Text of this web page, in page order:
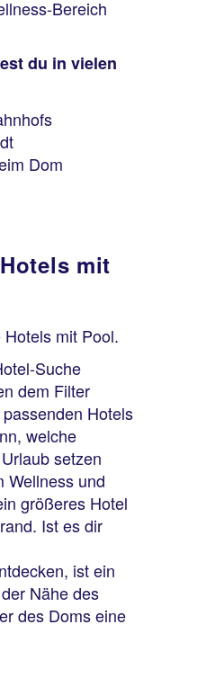
Bereich
du in vielen
Dom
mit
mit Pool.
Suche
dem Filter
Hotels
welche
setzen
Wellness und
größeres Hotel
Ist es dir
ist ein
Nähe des
des Doms eine